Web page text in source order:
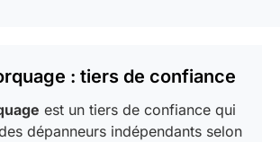
: tiers de confiance
est un tiers de confiance qui
dépanneurs indépendants selon